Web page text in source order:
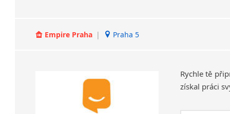
Empire Praha | Praha 5
Rychle tě
získal práci